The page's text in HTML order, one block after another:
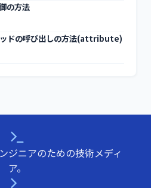
の方法
ドの呼び出しの方法(attribute)
ジニアのための技術メディ
ア。